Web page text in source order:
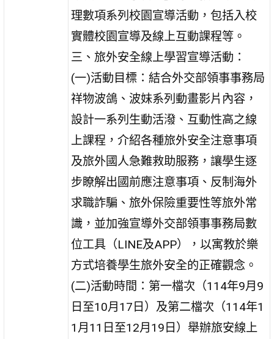
理數項系列校園宣導活動，包括入校
實體校園宣導及線上互動課程等。
三、旅外安全線上學習宣導活動：
(一)活動目標：結合外交部領事事務局
祥物波鴿、波妹系列動畫影片內容，
設計一系列生動活潑、互動性高之線
上課程，介紹各種旅外安全注意事項
及旅外國人急難救助服務，讓學生逐
步瞭解出國前應注意事項、反制海外
求職詐騙、旅外保險重要性等旅外常
識，並加強宣導外交部領事事務局數
位工具（LINE及APP），以寓教於樂
方式培養學生旅外安全的正確觀念。
(二)活動時間：第一檔次（114年9月9
日至10月17日）及第二檔次（114年1
1月11日至12月19日）舉辦旅安線上